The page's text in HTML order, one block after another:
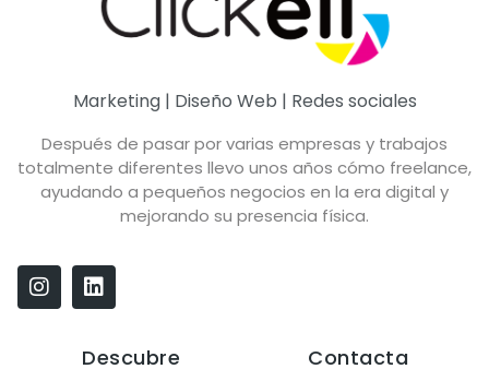
Marketing | Diseño Web | Redes sociales
Después de pasar por varias empresas y trabajos
totalmente diferentes llevo unos años cómo freelance,
ayudando a pequeños negocios en la era digital y
mejorando su presencia física.
Descubre Contacta